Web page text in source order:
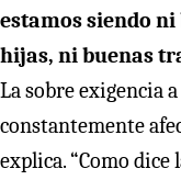
estamos siendo
hijas, ni buenas
La sobre exigencia
constantemente
explica. “Como